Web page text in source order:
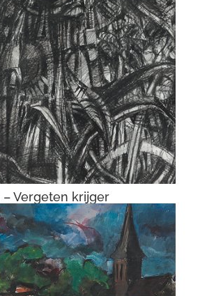
Kunstuitleen onderhouden door
ATA Abcoude